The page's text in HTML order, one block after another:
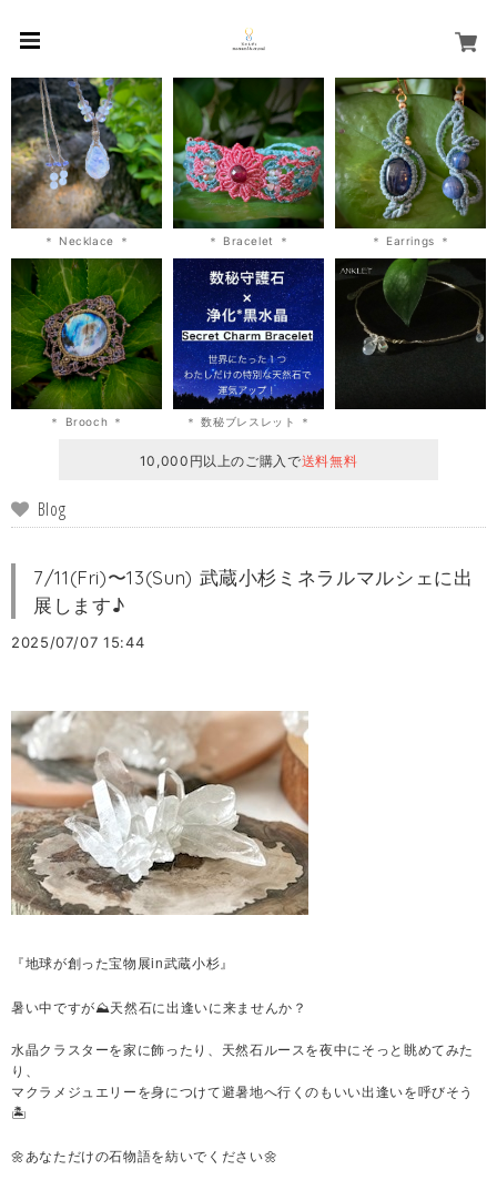
＊ Necklace ＊ ＊ Bracelet ＊ ＊ Earrings ＊
＊ Brooch ＊ ＊ 数秘ブレスレット ＊
10,000円以上のご購入で送料無料
Blog
7/11(Fri)〜13(Sun) 武蔵小杉ミネラルマルシェに出
展します♪
2025/07/07 15:44
『地球が創った宝物展in武蔵小杉』
暑い中ですが⛰天然石に出逢いに来ませんか？
水晶クラスターを家に飾ったり、天然石ルースを夜中にそっと眺めてみた
り、
マクラメジュエリーを身につけて避暑地へ行くのもいい出逢いを呼びそう
🏝️
🌼 あなただけの石物語を紡いでください🌼